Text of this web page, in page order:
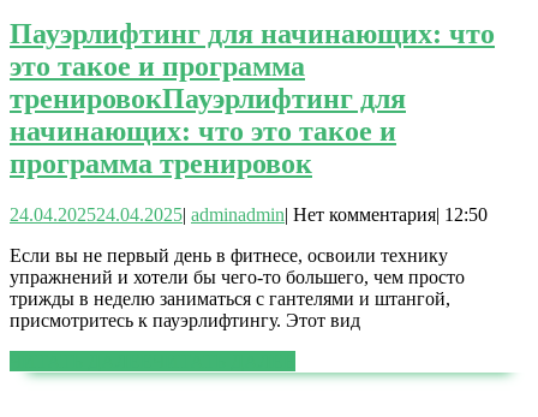
Пауэрлифтинг для начинающих: что
это такое и программа
тренировокПауэрлифтинг для
начинающих: что это такое и
программа тренировок
24.04.202524.04.2025| adminadmin| Нет комментария| 12:50
Если вы не первый день в фитнесе, освоили технику
упражнений и хотели бы чего-то большего, чем просто
трижды в неделю заниматься с гантелями и штангой,
присмотритесь к пауэрлифтингу. Этот вид